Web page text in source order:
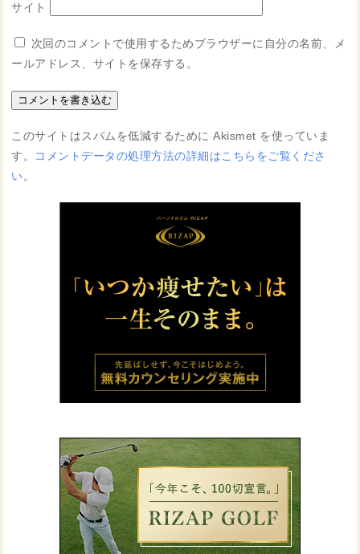
サイト
次回のコメントで使用するためブラウザーに自分の名前、メ
ールアドレス、サイトを保存する。
このサイトはスパムを低減するために Akismet を使っていま
す。 コメントデータの処理方法の詳細はこちらをご覧くださ
い。